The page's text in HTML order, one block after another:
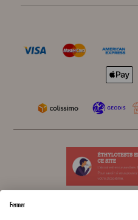
Fermer